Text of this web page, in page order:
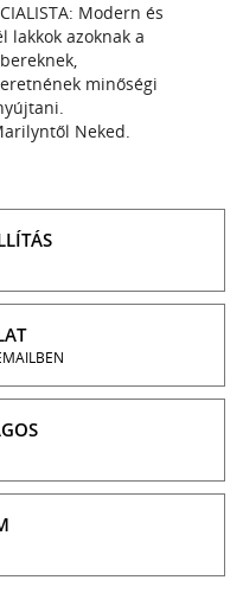
Modern és
lakkok azoknak a
minőségi
Neked.